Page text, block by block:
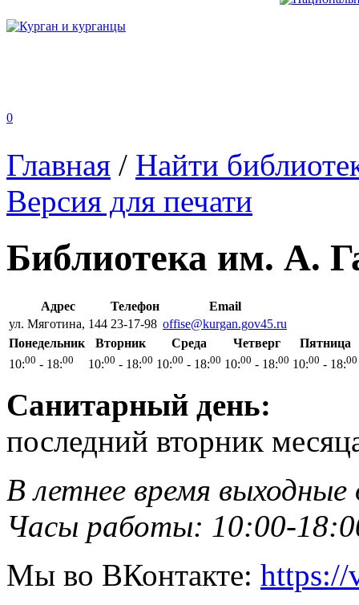
0
Главная / Найти
Версия для печати
Библиотека им. А.
Адрес Телефон
Email
ул. Мяготина, 144 23-17-98 offise@kurgan.gov45.ru
Понедельник
Вторник Среда Четверг
Пятница
10:00 - 18:00 10:00 - 18:00 10:00 - 18:00 10:00 - 18:00 10:00 - 18:00
Санитарный день:
последний вторник
В летнее время
Часы работы: 10:00-
Мы во ВКонтакте: https://